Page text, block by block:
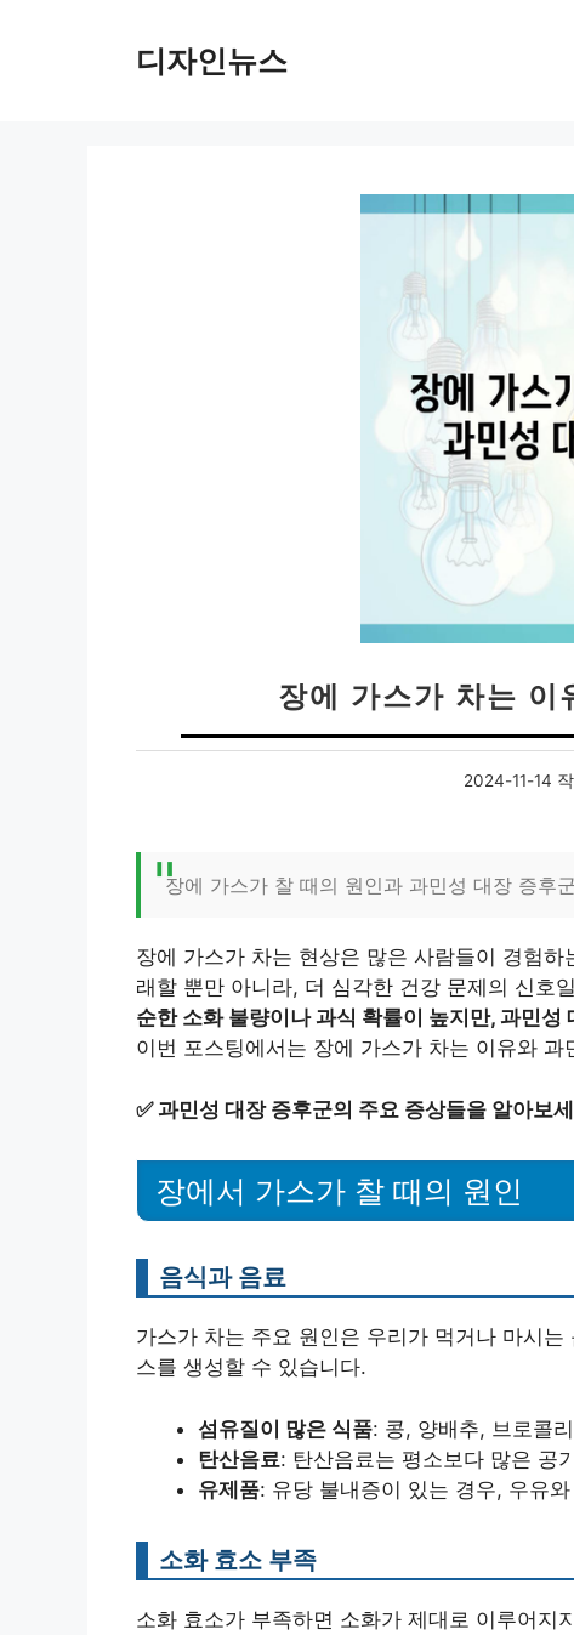
디자인뉴스
장에 가스가 차는 이
2024-11-14
장에 가스가 찰 때의 원인과 과민성 대장 증후
장에 가스가 차는 현상은 많은 사람들이 경험
래할 뿐만 아니라, 더 심각한 건강 문제의 신호
순한 소화 불량이나 과식 확률이 높지만, 과민
이번 포스팅에서는 장에 가스가 차는 이유와
✅과민성 대장 증후군의 주요 증상들을 알아보
장에서 가스가 찰 때의 원인
음식과 음료
가스가 차는 주요 원인은 우리가 먹거나 마시
스를 생성할 수 있습니다.
섬유질이 많은 식품: 콩, 양배추, 브로콜
탄산음료: 탄산음료는 평소보다 많은 공
유제품: 유당 불내증이 있는 경우, 우유
소화 효소 부족
소화 효소가 부족하면 소화가 제대로 이루어지